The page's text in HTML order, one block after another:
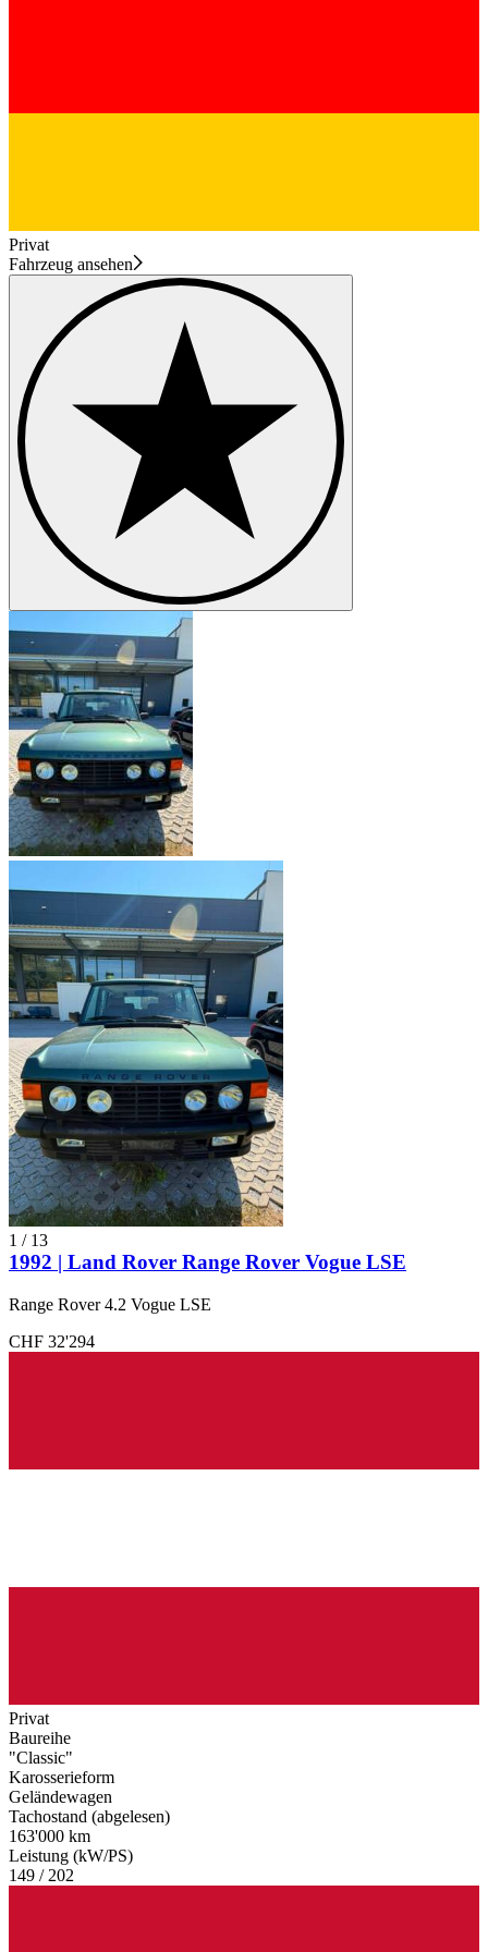
Privat
Fahrzeug ansehen
1 / 13
1992 | Land Rover Range Rover Vogue LSE
Range Rover 4.2 Vogue LSE
CHF 32'294
Privat
Baureihe
"Classic"
Karosserieform
Geländewagen
Tachostand (abgelesen)
163'000 km
Leistung (kW/PS)
149 / 202